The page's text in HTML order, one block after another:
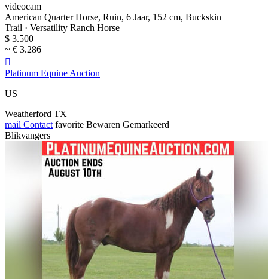
videocam
American Quarter Horse, Ruin, 6 Jaar, 152 cm, Buckskin
Trail · Versatility Ranch Horse
$ 3.500
~ € 3.286

Platinum Equine Auction
US
Weatherford TX
mail Contact favorite Bewaren Gemarkeerd
Blikvangers